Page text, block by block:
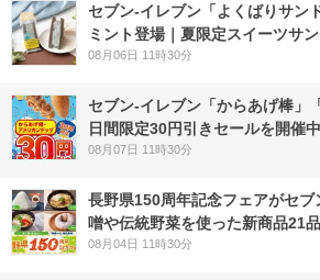
セブン‐イレブン「よくばりサン
ミント登場｜夏限定スイーツサ
08月06日 11時30分
セブン‐イレブン「からあげ棒」
日間限定30円引きセールを開催中
08月07日 11時30分
長野県150周年記念フェアがセ
噌や伝統野菜を使った新商品21
08月04日 11時30分